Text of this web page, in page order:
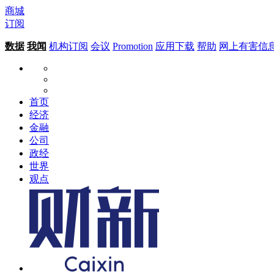
商城
订阅
数据 我闻 机构订阅 会议 Promotion 应用下载 帮助 网上有害信
首页
经济
金融
公司
政经
世界
观点